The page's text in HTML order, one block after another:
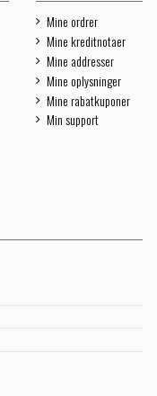
Mine ordrer
Mine kreditnotaer
Mine addresser
Mine oplysninger
Mine rabatkuponer
Min support